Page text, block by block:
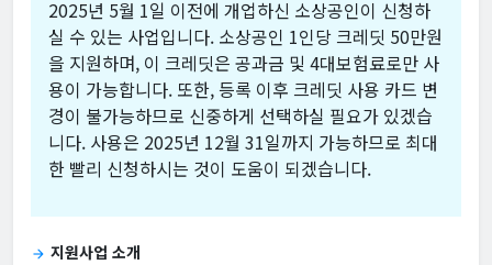
2025년 5월 1일 이전에 개업하신 소상공인이 신청하
실 수 있는 사업입니다. 소상공인 1인당 크레딧 50만원
을 지원하며, 이 크레딧은 공과금 및 4대보험료로만 사
용이 가능합니다. 또한, 등록 이후 크레딧 사용 카드 변
경이 불가능하므로 신중하게 선택하실 필요가 있겠습
니다. 사용은 2025년 12월 31일까지 가능하므로 최대
한 빨리 신청하시는 것이 도움이 되겠습니다.
arrow_forward 지원사업 소개